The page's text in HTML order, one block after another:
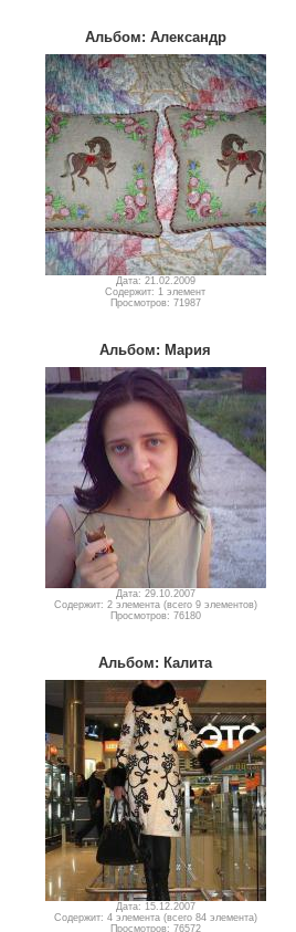
Альбом: Александр
Дата: 21.02.2009
Содержит: 1 элемент
Просмотров: 71987
Альбом: Мария
Дата: 29.10.2007
Содержит: 2 элемента (всего 9 элементов)
Просмотров: 76180
Альбом: Калита
Дата: 15.12.2007
Содержит: 4 элемента (всего 84 элемента)
Просмотров: 76572